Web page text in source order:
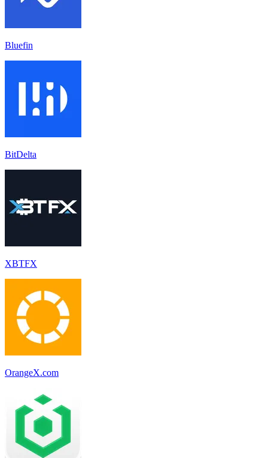
Bluefin
BitDelta
XBTFX
OrangeX.com